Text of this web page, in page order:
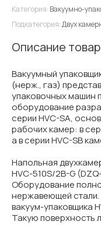
Категория: Вакуумно-
Подкатегория:Двух
Описание
Вакуумный
(нерж., газ)
упаковочных машин
оборудование
серии HVC-SA,
рабочих камер: в
а в серии HVC-SB
Напольная
HVC-510S/2B-G
Оборудование
нержавеющей
вакуум-упаковщика
Такую поверхность